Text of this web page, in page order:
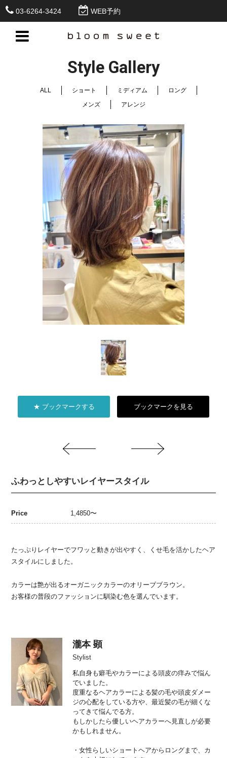
03-6264-3424 WEB予約
Style Gallery
ALL ショート ミディアム
ロング
メンズ
アレンジ
★ ブックマークする ブックマークを見る
ふわっとしやすいレイヤースタイル
Price 1,4850〜
たっぷりレイヤーでフワッと動きが出やすく、くせ毛を活かしたヘア
スタイルにしました。
カラーは艶が出るオーガニックカラーのオリーブブラウン。
お客様の普段のファッションに馴染む色を選んでいます。
瀧本 顕
Stylist
私自身も癖毛やカラーによる頭皮の痒みで悩ん
でいました。
度重なるヘアカラーによる髪の毛や頭皮ダメー
ジの心配をしている方や、最近髪の毛が細くな
ってきて悩んでる方。
もしかしたら優しいヘアカラーへ見直しが必要
かもしれません。
・女性らしいショートヘアからロングまで、カ